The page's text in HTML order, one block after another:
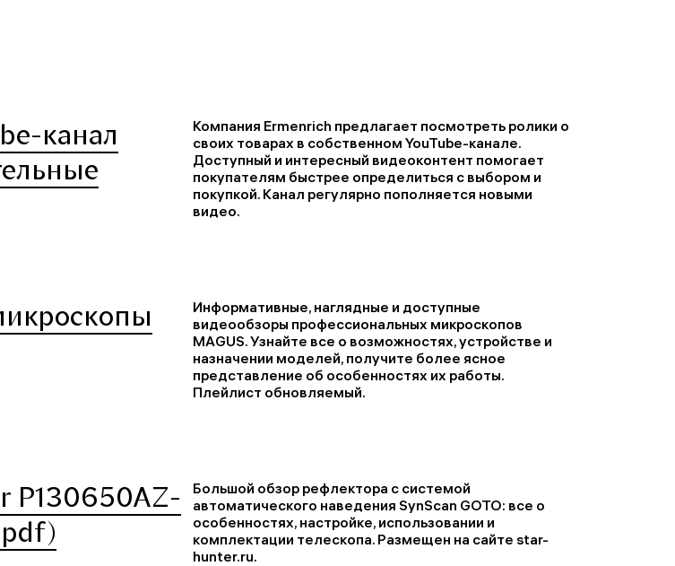
канал
Компания Ermenrich предлагает посмотреть ролики о
своих товарах в собственном YouTube-канале.
Доступный и интересный видеоконтент помогает
покупателям быстрее определиться с выбором и
покупкой. Канал регулярно пополняется новыми
видео.
Информативные, наглядные и доступные
видеообзоры профессиональных микроскопов
MAGUS. Узнайте все о возможностях, устройстве и
назначении моделей, получите более ясное
представление об особенностях их работы.
Плейлист обновляемый.
P130650AZ-
Большой обзор рефлектора с системой
автоматического наведения SynScan GOTO: все о
особенностях, настройке, использовании и
комплектации телескопа. Размещен на сайте star-
hunter.ru.